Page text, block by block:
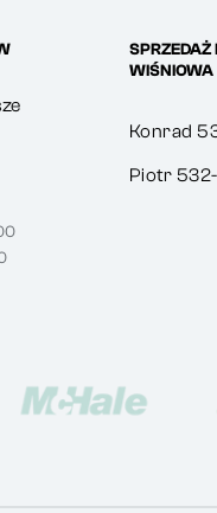
WIŚNIOWA
Konrad
Piotr